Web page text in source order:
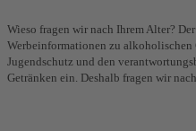
Wieso fragen wir nach Ihrem Alter?
Werbeinformationen zu alkoholischen
Jugendschutz und den
Getränken ein. Deshalb fragen wir